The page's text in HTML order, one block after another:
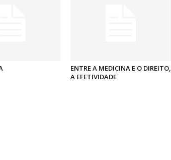
ENTRE A MEDICINA E O DIREITO,
A EFETIVIDADE